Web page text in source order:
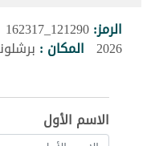
الرمز:121290_162317
2026 المكان :
الاسم الأول